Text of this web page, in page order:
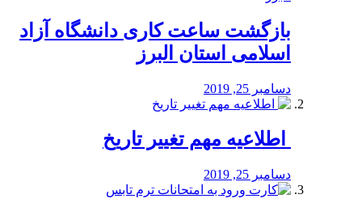
بازگشت ساعت کاری دانشگاه آزاد
اسلامی استان البرز
دسامبر 25, 2019
️ اطلاعیه مهم تغییر تاریخ
دسامبر 25, 2019